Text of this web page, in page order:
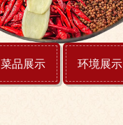
菜品展示 环境展示